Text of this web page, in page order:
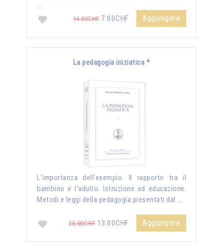
…
14.00CHF7.00CHF Aggiungere
La pedagogia iniziatica *
L’importanza dell’esempio. Il rapporto tra il
bambino e l'adulto. Istruzione ed educazione.
Metodi e leggi della pedagogia presentati dal …
26.00CHF 13.00CHF Aggiungere